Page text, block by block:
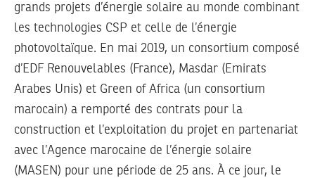
grands projets d’énergie solaire au monde combinant
les technologies CSP et celle de l’énergie
photovoltaïque. En mai 2019, un consortium composé
d’EDF Renouvelables (France), Masdar (Emirats
Arabes Unis) et Green of Africa (un consortium
marocain) a remporté des contrats pour la
construction et l’exploitation du projet en partenariat
avec l’Agence marocaine de l’énergie solaire
(MASEN) pour une période de 25 ans. À ce jour, le